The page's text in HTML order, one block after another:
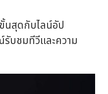
ขั้นสุดกับไลน์อัป
บชมทีวีและความ